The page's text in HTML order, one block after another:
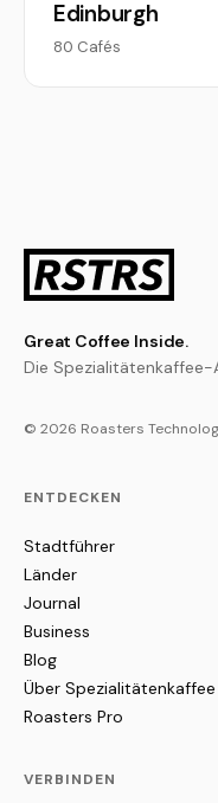
Edinburgh
80 Cafés
Great Coffee Inside.
Die
© 2026 Roasters
ENTDECKEN
Stadtführer
Länder
Journal
Business
Blog
Über Spezialitätenkaffee
Roasters Pro
VERBINDEN